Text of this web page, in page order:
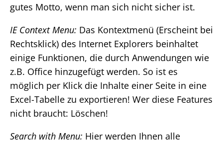
gutes Motto, wenn man sich nicht sicher ist.
IE Context Menu: Das Kontextmenü (Erscheint bei
Rechtsklick) des Internet Explorers beinhaltet
einige Funktionen, die durch Anwendungen wie
z.B. Office hinzugefügt werden. So ist es
möglich per Klick die Inhalte einer Seite in eine
Excel-Tabelle zu exportieren! Wer diese Features
nicht braucht: Löschen!
Search with Menu: Hier werden Ihnen alle